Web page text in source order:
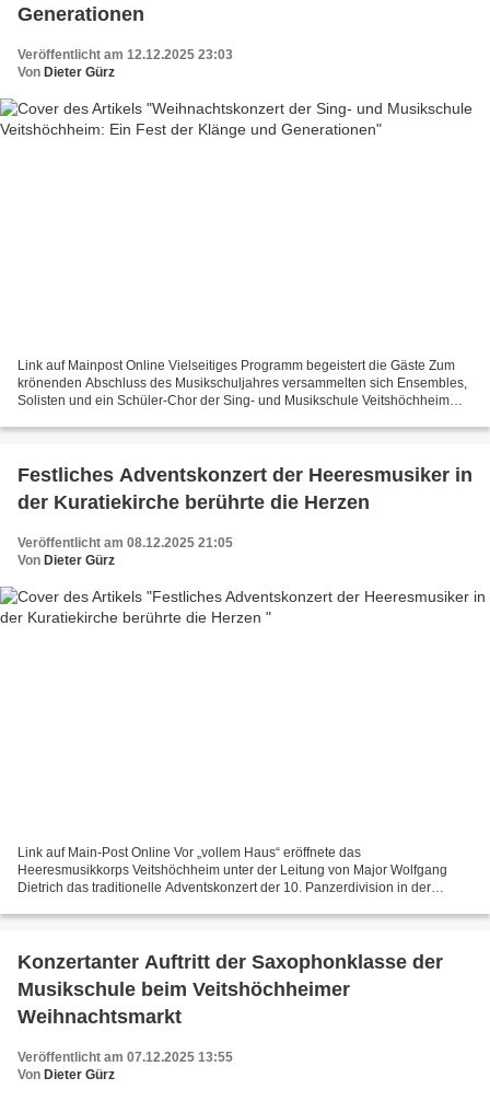
Generationen
Veröffentlicht am 12.12.2025 23:03
Von Dieter Gürz
Link auf Mainpost Online Vielseitiges Programm begeistert die Gäste Zum
krönenden Abschluss des Musikschuljahres versammelten sich Ensembles,
Solisten und ein Schüler-Chor der Sing- und Musikschule Veitshöchheim
Festliches Adventskonzert der Heeresmusiker in
der Kuratiekirche berührte die Herzen
Veröffentlicht am 08.12.2025 21:05
Von Dieter Gürz
Link auf Main-Post Online Vor „vollem Haus“ eröffnete das
Heeresmusikkorps Veitshöchheim unter der Leitung von Major Wolfgang
Dietrich das traditionelle Adventskonzert der 10. Panzerdivision in der
Konzertanter Auftritt der Saxophonklasse der
Musikschule beim Veitshöchheimer
Weihnachtsmarkt
Veröffentlicht am 07.12.2025 13:55
Von Dieter Gürz